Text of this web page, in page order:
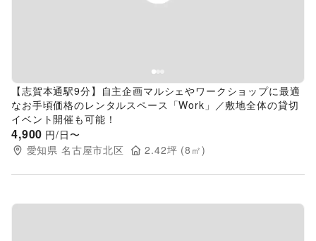
【志賀本通駅9分】自主企画マルシェやワークショップに最適
なお手頃価格のレンタルスペース「Work」／敷地全体の貸切
イベント開催も可能！
4,900 円/日〜
愛知県 名古屋市北区 2.42坪 (8 ㎡)